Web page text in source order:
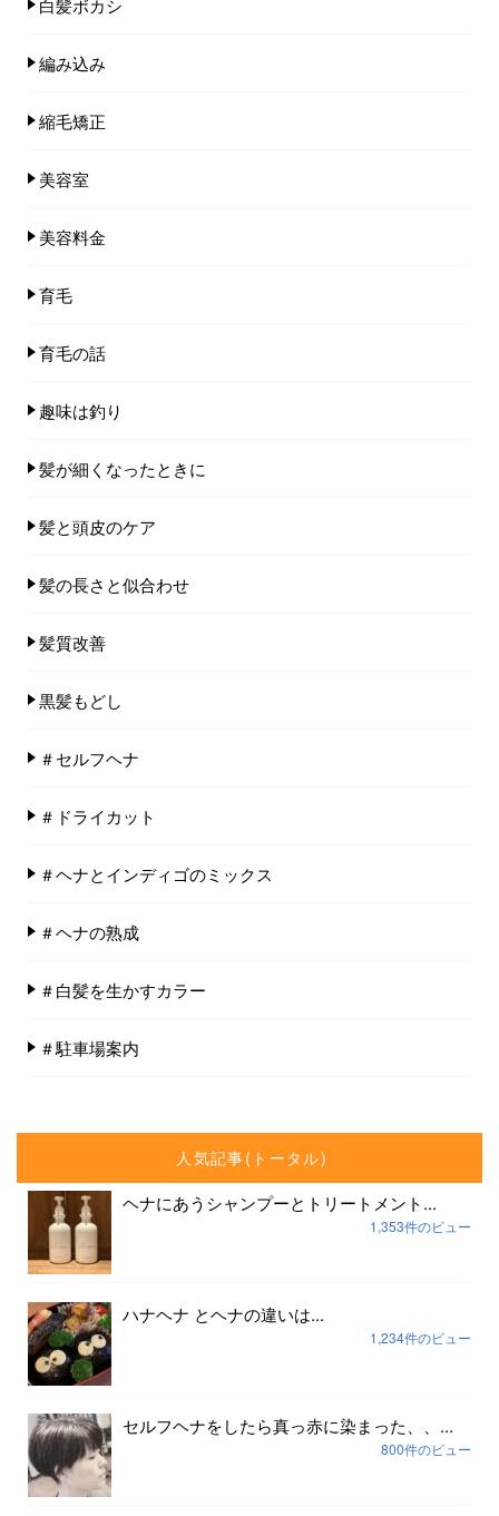
編み込み
縮毛矯正
美容室
美容料金
育毛
育毛の話
趣味は釣り
髪が細くなったときに
髪と頭皮のケア
髪の長さと似合わせ
髪質改善
黒髪もどし
＃セルフヘナ
＃ドライカット
＃ヘナとインディゴのミックス
＃ヘナの熟成
＃白髪を生かすカラー
＃駐車場案内
人気記事(トータル)
ヘナにあうシャンプーとトリートメント...
1,353件のビュー
ハナヘナ とヘナの違いは...
1,234件のビュー
セルフヘナをしたら真っ赤に染まった、、...
800件のビュー